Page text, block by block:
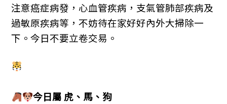
注意癌症病發，心血管疾病，支氣管肺部疾病及
過敏原疾病等，不妨待在家好好內外大掃除一
下。今日不要立卷交易。
今日屬 虎、 馬、 狗